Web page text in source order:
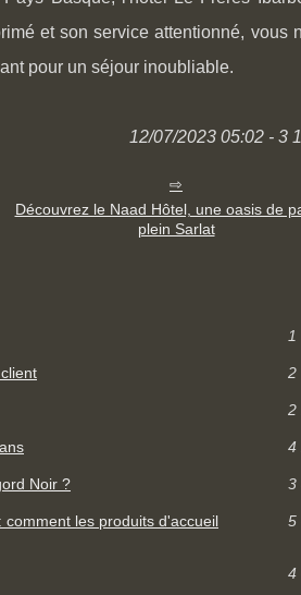
et son service attentionné, vous
pour un séjour inoubliable.
12/07/2023 05:02 - 3
Découvrez le Naad Hôtel, une oasis de
plein Sarlat
2
2
4
Noir ? 3
les produits d'accueil
5
4